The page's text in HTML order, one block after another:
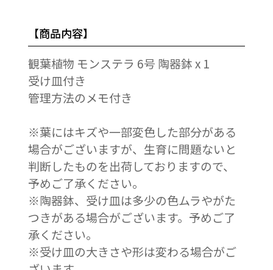
【商品内容】
観葉植物 モンステラ 6号 陶器鉢 x 1
受け皿付き
管理方法のメモ付き
※葉にはキズや一部変色した部分がある
場合がございますが、生育に問題ないと
判断したものを出荷しておりますので、
予めご了承ください。
※陶器鉢、受け皿は多少の色ムラやがた
つきがある場合がございます。予めご了
承ください。
※受け皿の大きさや形は変わる場合がご